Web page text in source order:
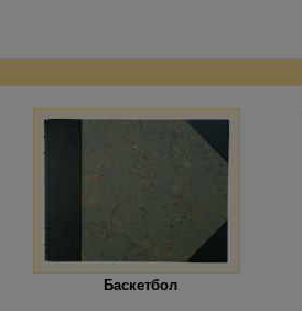
Баскетбол